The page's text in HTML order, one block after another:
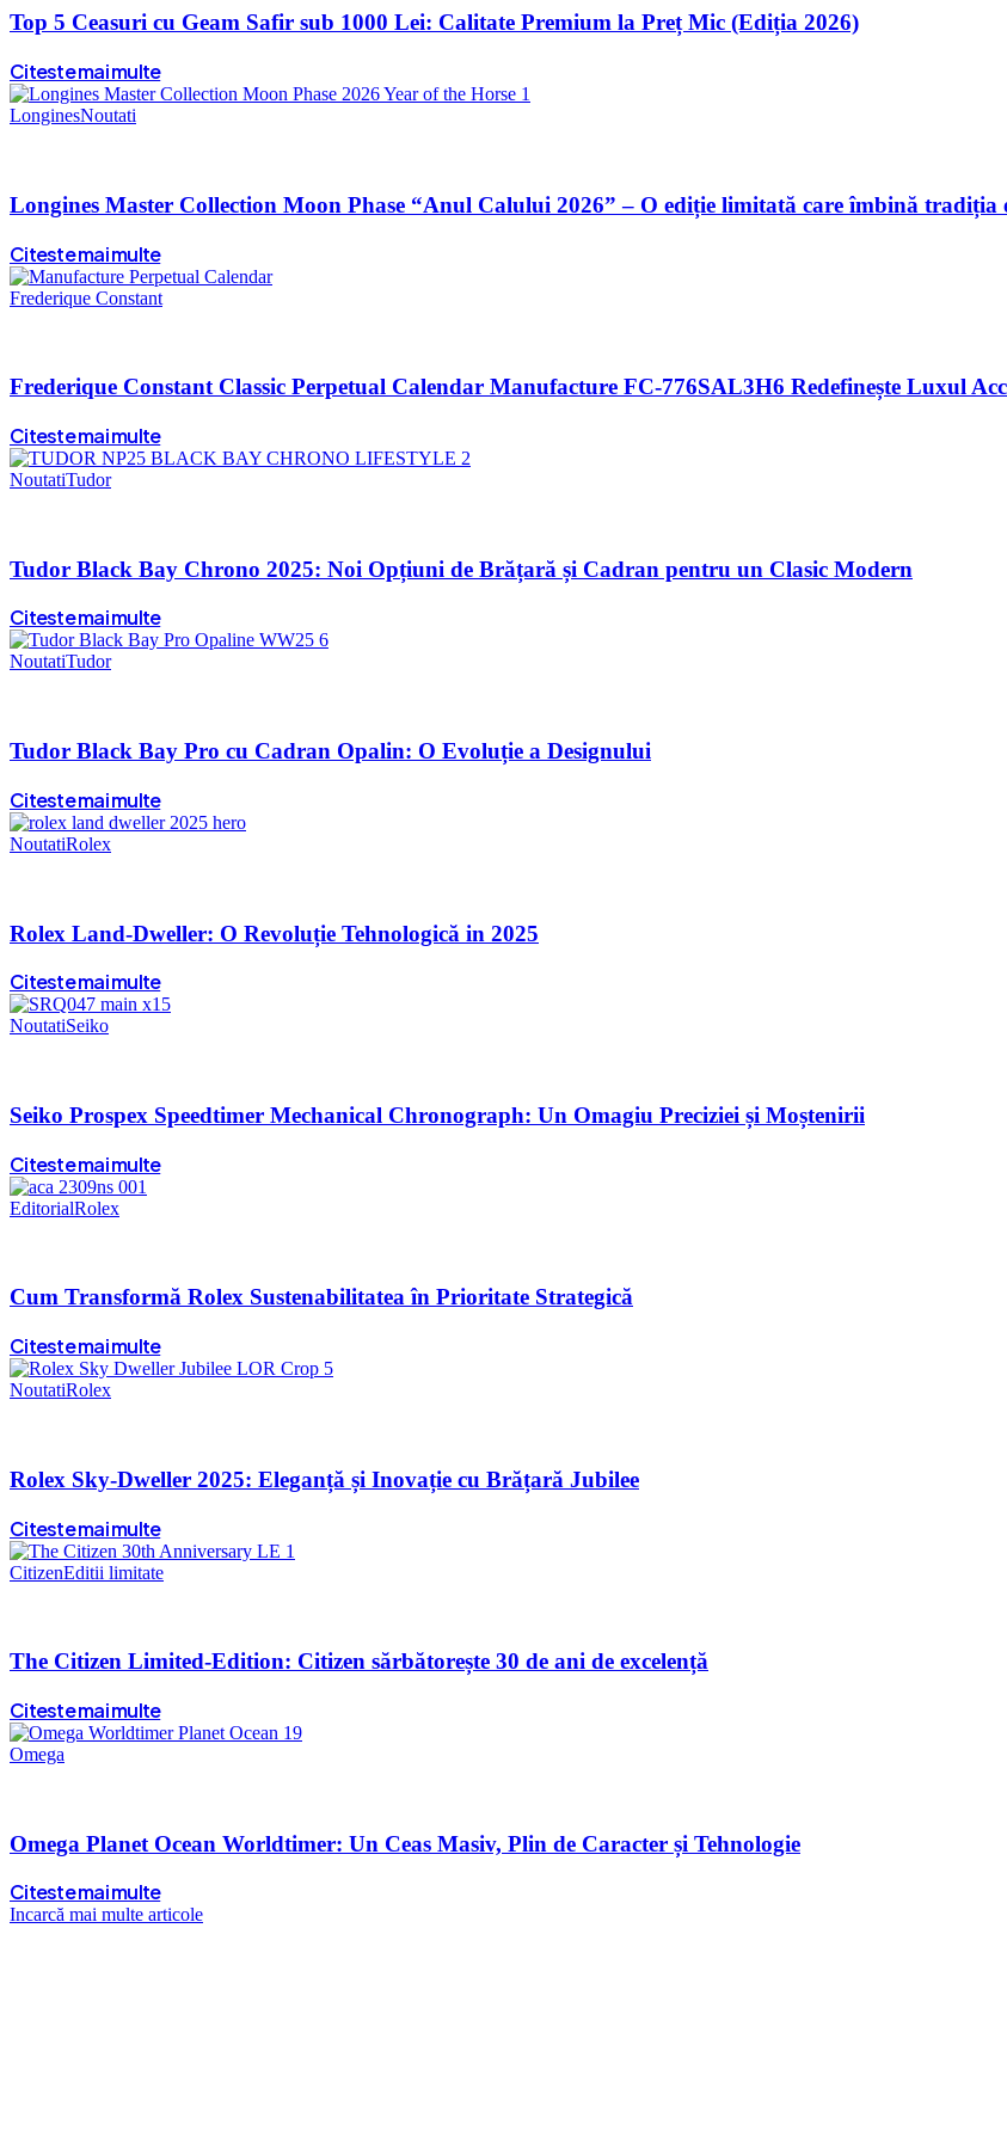
Top 5 Ceasuri cu Geam Safir sub 1000 Lei: Calitate Premium la Preț Mic (Ediția 2026)
Citeste mai multe
LonginesNoutati
Longines Master Collection Moon Phase “Anul Calului 2026” – O ediție limitată care îmbină tradiția
Citeste mai multe
Frederique Constant
Frederique Constant Classic Perpetual Calendar Manufacture FC-776SAL3H6 Redefinește Luxul
Citeste mai multe
NoutatiTudor
Tudor Black Bay Chrono 2025: Noi Opțiuni de Brățară și Cadran pentru un Clasic Modern
Citeste mai multe
NoutatiTudor
Tudor Black Bay Pro cu Cadran Opalin: O Evoluție a Designului
Citeste mai multe
NoutatiRolex
Rolex Land-Dweller: O Revoluție Tehnologică in 2025
Citeste mai multe
NoutatiSeiko
Seiko Prospex Speedtimer Mechanical Chronograph: Un Omagiu Preciziei și Moștenirii
Citeste mai multe
EditorialRolex
Cum Transformă Rolex Sustenabilitatea în Prioritate Strategică
Citeste mai multe
NoutatiRolex
Rolex Sky-Dweller 2025: Eleganță și Inovație cu Brățară Jubilee
Citeste mai multe
CitizenEditii limitate
The Citizen Limited-Edition: Citizen sărbătorește 30 de ani de excelență
Citeste mai multe
Omega
Omega Planet Ocean Worldtimer: Un Ceas Masiv, Plin de Caracter și Tehnologie
Citeste mai multe
Incarcă mai multe articole